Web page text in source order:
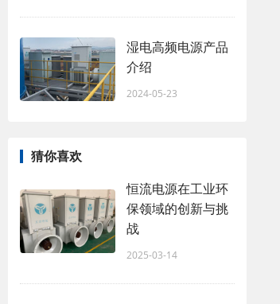
湿电高频电源产品
介绍
2024-05-23
猜你喜欢
恒流电源在工业环
保领域的创新与挑
战
2025-03-14